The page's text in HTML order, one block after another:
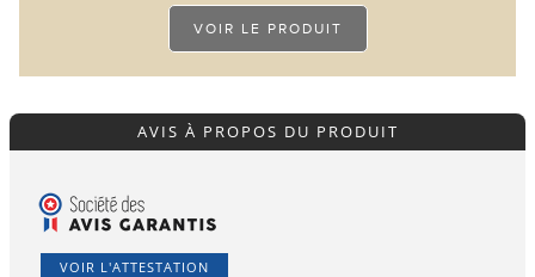
VOIR LE PRODUIT
Ce
a
plusieurs
Les
options
peuvent
AVIS À PROPOS DU PRODUIT
VOIR L'ATTESTATION